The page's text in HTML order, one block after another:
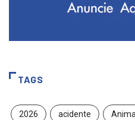
TAGS
2026 acidente